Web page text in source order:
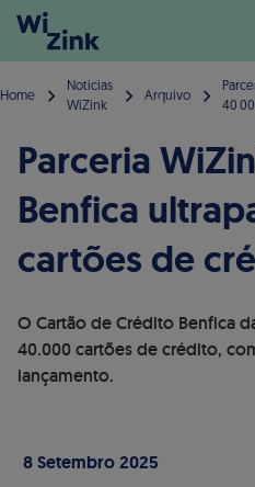
Home
Noticias
WiZink
Arquivo
40
Parceria
Benfica
cartões de
O Cartão de Crédito Benfica
40.000 cartões de crédito,
lançamento.
8 Setembro 2025